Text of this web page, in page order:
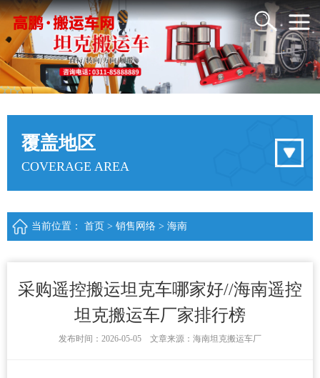
覆盖地区
COVERAGE AREA
当前位置： 首页 > 销售网络 > 海南
采购遥控搬运坦克车哪家好//海南遥控
坦克搬运车厂家排行榜
发布时间：2026-05-05 文章来源：海南坦克搬运车厂